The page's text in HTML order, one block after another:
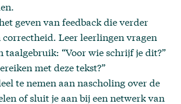
geven van feedback die verder
correctheid. Leer leerlingen vragen
taalgebruik: “Voor wie schrijf je dit?”
met deze tekst?”
te nemen aan nascholing over de
of sluit je aan bij een netwerk van